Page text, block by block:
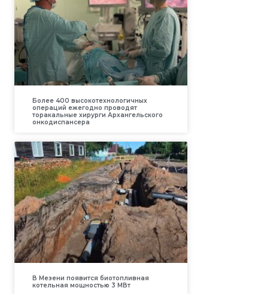
Более 400 высокотехнологичных
операций ежегодно проводят
торакальные хирурги Архангельского
онкодиспансера
В Мезени появится биотопливная
котельная мощностью 3 МВт